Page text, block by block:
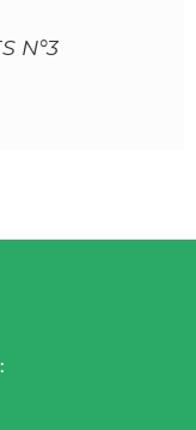
N°3